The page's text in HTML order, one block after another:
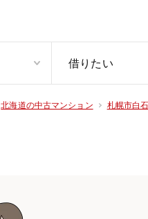
借りたい
北海道の中古マンション 札幌市白